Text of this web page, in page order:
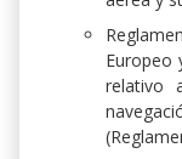
Europeo
relativo